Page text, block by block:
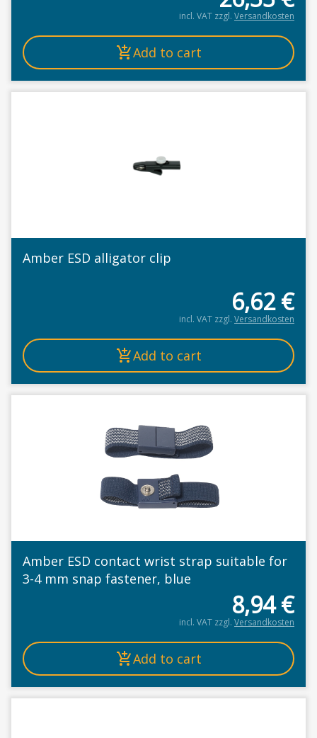
incl. VAT zzgl. Versandkosten
Add to cart
Amber ESD alligator clip
6,62€
incl. VAT zzgl. Versandkosten
Add to cart
Amber ESD contact wrist strap suitable for
3-4 mm snap fastener, blue
8,94€
incl. VAT zzgl. Versandkosten
Add to cart